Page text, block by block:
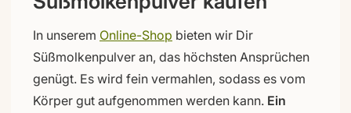
In unserem Online-Shop bieten wir Dir
Süßmolkenpulver an, das höchsten Ansprüchen
genügt. Es wird fein vermahlen, sodass es vom
Körper gut aufgenommen werden kann. Ein